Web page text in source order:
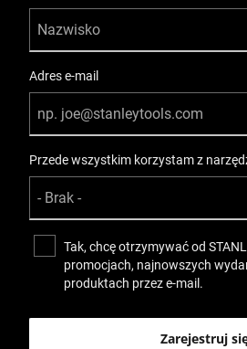
Adres e-mail
Przede wszystkim korzystam z
Tak, chcę otrzymywać od
promocjach, najnowszych
produktach przez e-mail.